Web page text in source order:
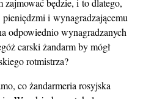
zajmować będzie, i to dlatego,
i wynagradzającemu
odpowiednio wynagradzanych
carski żandarm by mógł
rotmistrza?
co żandarmeria rosyjska